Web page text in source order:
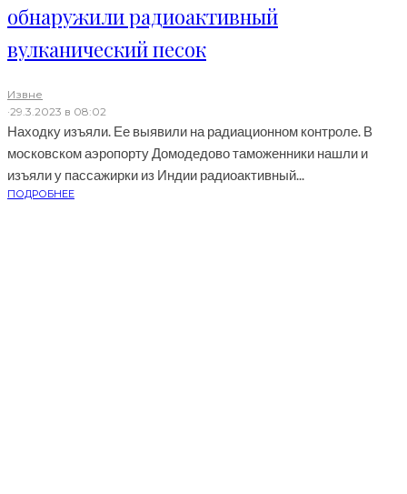
обнаружили радиоактивный
вулканический песок
Извне
·29.3.2023 в 08:02
Находку изъяли. Ее выявили на радиационном контроле. В
московском аэропорту Домодедово таможенники нашли и
изъяли у пассажирки из Индии радиоактивный...
ПОДРОБНЕЕ